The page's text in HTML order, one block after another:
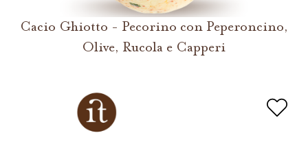
Cacio Ghiotto - Pecorino con Peperoncino,
Olive, Rucola e Capperi